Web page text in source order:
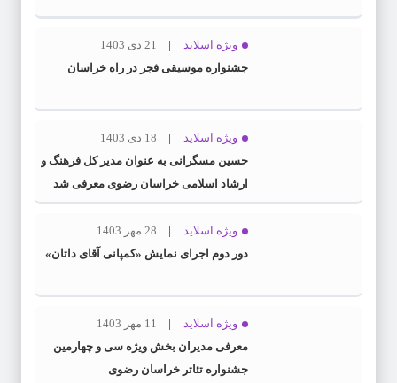
ویژه اسلاید
21 دی 1403
جشنواره موسیقی فجر در راه خراسان
ویژه اسلاید
18 دی 1403
حسین مسگرانی به عنوان مدیر کل فرهنگ و
ارشاد اسلامی خراسان رضوی معرفی شد
ویژه اسلاید
28 مهر 1403
دور دوم اجرای نمایش «کمپانی آقای داتان»
ویژه اسلاید
11 مهر 1403
معرفی مدیران بخش ویژه سی و چهارمین
جشنواره تئاتر خراسان رضوی